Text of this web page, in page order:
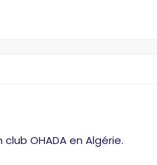
OHADA en Algérie.